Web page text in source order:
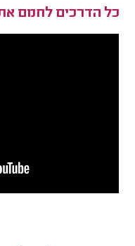
כל הדרכים לחמם